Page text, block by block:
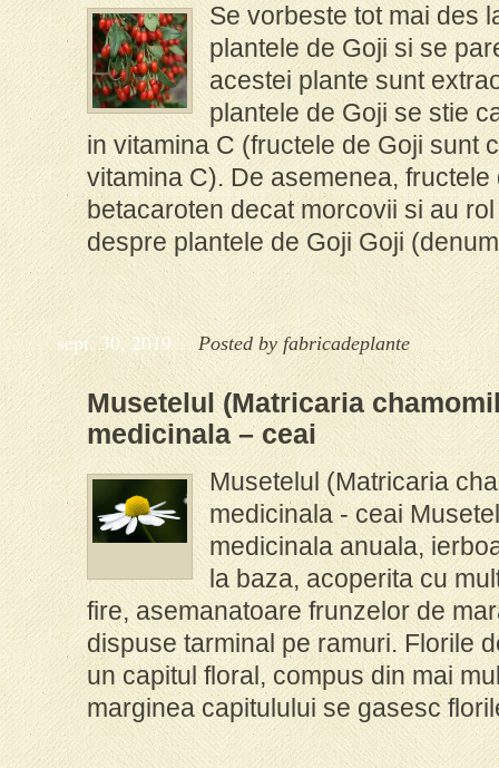
Se vorbeste tot mai des
plantele de Goji si se
acestei plante sunt
plantele de Goji se stie
in vitamina C (fructele de Goji sunt
vitamina C). De asemenea,
betacaroten decat morcovii si au
despre plantele de Goji Goji
sept. 30, 2019 Posted by fabricadeplante
Musetelul (Matricaria
medicinala – ceai
Musetelul (Matricaria
medicinala - ceai
medicinala anuala,
la baza, acoperita cu
fire, asemanatoare frunzelor de
dispuse tarminal pe ramuri. Florile
un capitul floral, compus din mai
marginea capitulului se gasesc